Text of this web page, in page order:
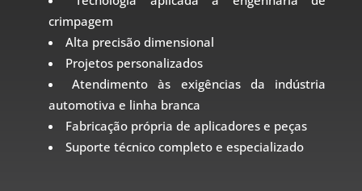
crimpagem
Alta precisão dimensional
Projetos personalizados
Atendimento às exigências da indústria
automotiva e linha branca
Fabricação própria de aplicadores e peças
Suporte técnico completo e especializado